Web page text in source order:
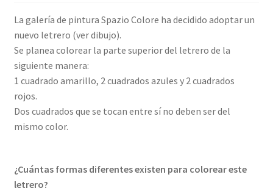
La galería de pintura Spazio Colore ha decidido adoptar un
nuevo letrero (ver dibujo).
Se planea colorear la parte superior del letrero de la
siguiente manera:
1 cuadrado amarillo, 2 cuadrados azules y 2 cuadrados
rojos.
Dos cuadrados que se tocan entre sí no deben ser del
mismo color.
¿Cuántas formas diferentes existen para colorear este
letrero?